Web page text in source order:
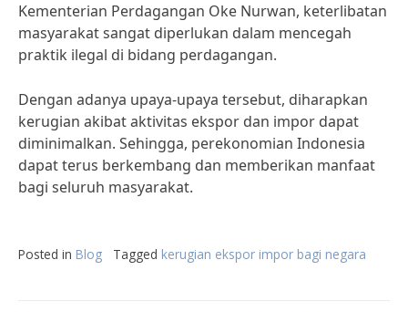
Kementerian Perdagangan Oke Nurwan, keterlibatan
masyarakat sangat diperlukan dalam mencegah
praktik ilegal di bidang perdagangan.
Dengan adanya upaya-upaya tersebut, diharapkan
kerugian akibat aktivitas ekspor dan impor dapat
diminimalkan. Sehingga, perekonomian Indonesia
dapat terus berkembang dan memberikan manfaat
bagi seluruh masyarakat.
Posted in Blog Tagged kerugian ekspor impor bagi negara